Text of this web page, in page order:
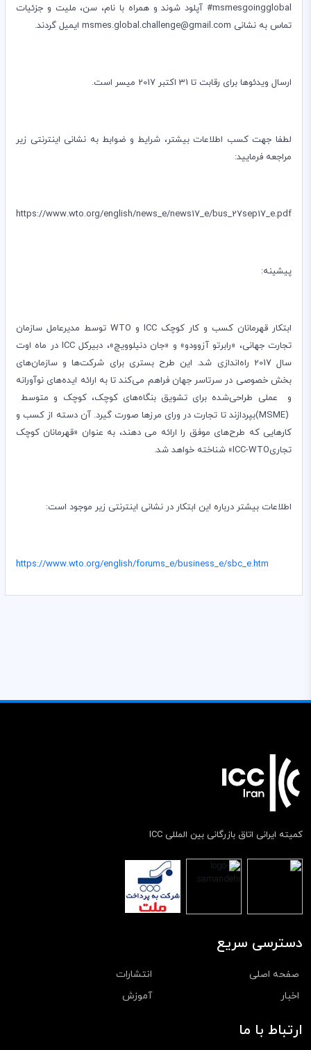
msmesgoingglobal# آپلود شوند و همراه با نام، سن، ملیت و جزئیات
تماس به نشانی msmes.global.challenge@gmail.com ایمیل گردند.
ارسال ویدئوها برای رقابت تا 31 اکتبر 2017 میسر است.
لطفا جهت کسب اطلاعات بیشتر، شرایط و ضوابط به نشانی اینترنتی زیر
مراجعه فرمایید:
https://www.wto.org/english/news_e/news17_e/bus_27sep17_e.pdf
پیشینه:
ابتکار قهرمانان کسب و کار کوچک ICC و WTO توسط مدیرعامل سازمان
تجارت جهانی، «رابرتو آزوودو» و «جان دنیلوویچ»، دبیرکلICCدر ماه اوت
سال 2017 راه‌اندازی شد. این طرح بستری برای شرکت‌ها و سازمان‌های
بخش خصوصی در سرتاسر جهان فراهم می‌کند تا به ارائه ایده‌های نوآورانه
و عملی طراحی‌شده برای تشویق بنگاه‌های کوچک، کوچک و متوسط
(MSME)بپردازند تا تجارت در ورای مرزها صورت گیرد. آن دسته از کسب و
کارهایی که طرح‌های موفق را ارائه می دهند، به عنوان «قهرمانان کوچک
تجاریICC-WTO» شناخته خواهد شد.
اطلاعات بیشتر درباره این ابتکار در نشانی اینترنتی زیر موجود است:
https://www.wto.org/english/forums_e/business_e/sbc_e.htm
کمیته ایرانی اتاق بازرگانی بین المللی ICC
دسترسی سریع
صفحه اصلی
انتشارات
اخبار
آموزش
ارتباط با ما